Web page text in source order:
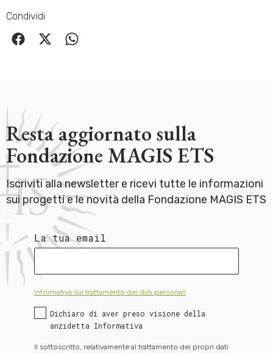
Condividi
Resta aggiornato sulla
Fondazione MAGIS ETS
Iscriviti alla newsletter e ricevi tutte le informazioni
sui progetti e le novità della Fondazione MAGIS ETS
La tua email
Informativa sul trattamento dei dati personali
Dichiaro di aver preso visione della
anzidetta Informativa
Il sottoscritto, relativamente al trattamento dei propri dati